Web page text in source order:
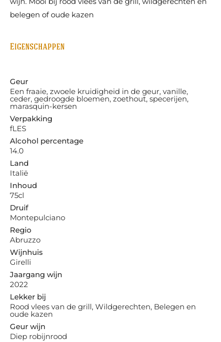
belegen of oude kazen
Eigenschappen
Geur
Een fraaie, zwoele kruidigheid in de geur, vanille,
ceder, gedroogde bloemen, zoethout, specerijen,
marasquin-kersen
Verpakking
fLES
Alcohol percentage
14.0
Land
Italië
Inhoud
75cl
Druif
Montepulciano
Regio
Abruzzo
Wijnhuis
Girelli
Jaargang wijn
2022
Lekker bij
Rood vlees van de grill, Wildgerechten, Belegen en
oude kazen
Geur wijn
Diep robijnrood